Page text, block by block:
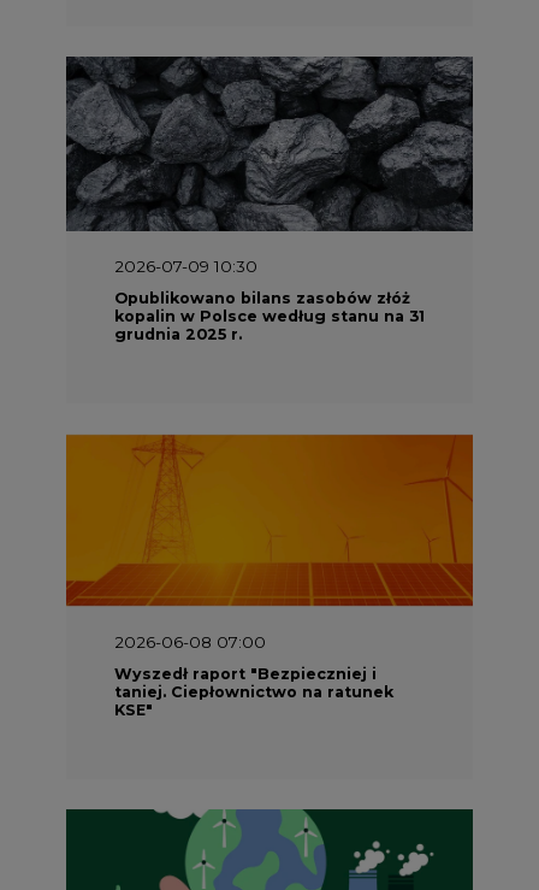
2026-07-09 10:30
Opublikowano bilans zasobów złóż
kopalin w Polsce według stanu na 31
grudnia 2025 r.
2026-06-08 07:00
Wyszedł raport "Bezpieczniej i
taniej. Ciepłownictwo na ratunek
KSE"